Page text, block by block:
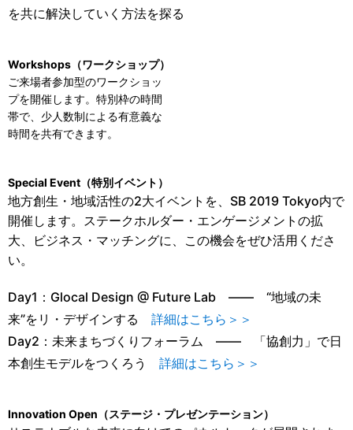
を共に解決していく方法を探る
Workshops（ワークショップ）
ご来場者参加型のワークショッ
プを開催します。特別枠の時間
帯で、少人数制による有意義な
時間を共有できます。
Special Event（特別イベント）
地方創生・地域活性の2大イベントを、SB 2019 Tokyo内で
開催します。ステークホルダー・エンゲージメントの拡
大、ビジネス・マッチングに、この機会をぜひ活用くださ
い。
Day1：Glocal Design @ Future Lab ―― “地域の未
来”をリ・デザインする 詳細はこちら＞＞
Day2：未来まちづくりフォーラム ―― 「協創力」で日
本創生モデルをつくろう 詳細はこちら＞＞
Innovation Open（ステージ・プレゼンテーション）